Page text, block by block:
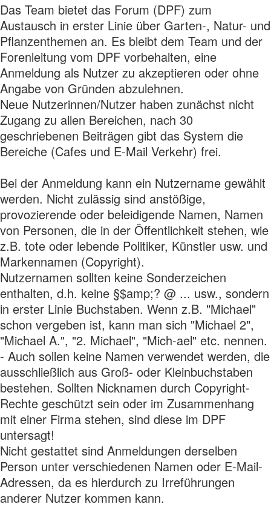
Das Team bietet das Forum (DPF) zum
Austausch in erster Linie über Garten-, Natur- und
Pflanzenthemen an. Es bleibt dem Team und der
Forenleitung vom DPF vorbehalten, eine
Anmeldung als Nutzer zu akzeptieren oder ohne
Angabe von Gründen abzulehnen.
Neue Nutzerinnen/Nutzer haben zunächst nicht
Zugang zu allen Bereichen, nach 30
geschriebenen Beiträgen gibt das System die
Bereiche (Cafes und E-Mail Verkehr) frei.
Bei der Anmeldung kann ein Nutzername gewählt
werden. Nicht zulässig sind anstößige,
provozierende oder beleidigende Namen, Namen
von Personen, die in der Öffentlichkeit stehen, wie
z.B. tote oder lebende Politiker, Künstler usw. und
Markennamen (Copyright).
Nutzernamen sollten keine Sonderzeichen
enthalten, d.h. keine §$amp;? @ ... usw., sondern
in erster Linie Buchstaben. Wenn z.B. "Michael"
schon vergeben ist, kann man sich "Michael 2",
"Michael A.", "2. Michael", "Mich-ael" etc. nennen.
- Auch sollen keine Namen verwendet werden, die
ausschließlich aus Groß- oder Kleinbuchstaben
bestehen. Sollten Nicknamen durch Copyright-
Rechte geschützt sein oder im Zusammenhang
mit einer Firma stehen, sind diese im DPF
untersagt!
Nicht gestattet sind Anmeldungen derselben
Person unter verschiedenen Namen oder E-Mail-
Adressen, da es hierdurch zu Irreführungen
anderer Nutzer kommen kann.